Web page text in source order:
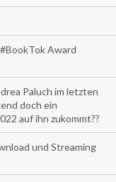
Award
Paluch im letzten
doch ein
auf ihn zukommt??
und Streaming